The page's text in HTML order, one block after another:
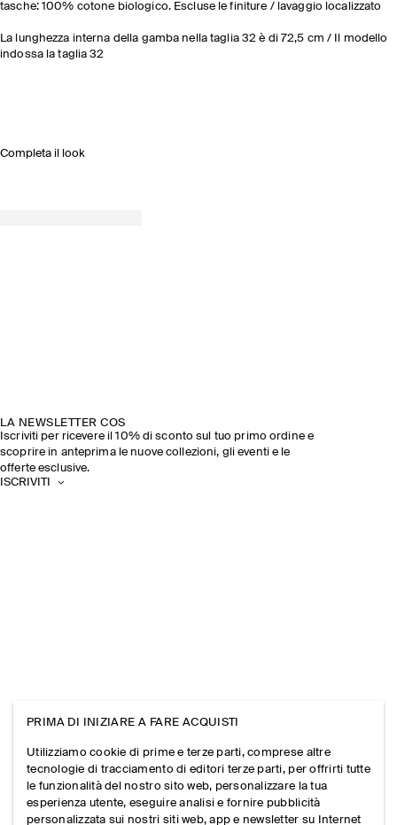
tasche: 100% cotone biologico. Escluse le finiture / lavaggio localizzato
La lunghezza interna della gamba nella taglia 32 è di 72,5 cm / Il modello
indossa la taglia 32
Completa il look
LA NEWSLETTER COS
Iscriviti per ricevere il 10% di sconto sul tuo primo ordine e
scoprire in anteprima le nuove collezioni, gli eventi e le
offerte esclusive.
ISCRIVITI
PRIMA DI INIZIARE A FARE ACQUISTI
Utilizziamo cookie di prime e terze parti, comprese altre
tecnologie di tracciamento di editori terze parti, per offrirti tutte
le funzionalità del nostro sito web, personalizzare la tua
esperienza utente, eseguire analisi e fornire pubblicità
personalizzata sui nostri siti web, app e newsletter su Internet